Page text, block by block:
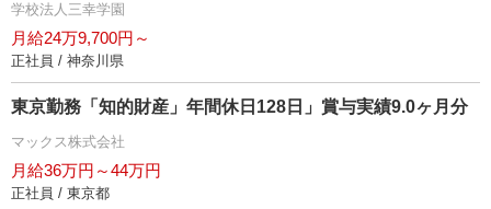
学校法人三幸学園
月給24万9,700円～
正社員 / 神奈川県
東京勤務「知的財産」年間休日128日」賞与実績9.0ヶ月分
マックス株式会社
月給36万円～44万円
正社員 / 東京都